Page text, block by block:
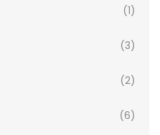
(1)
(3)
(2)
(6)